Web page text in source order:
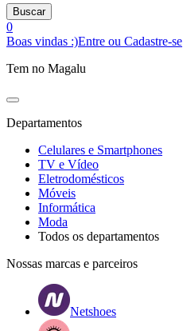
Buscar
0
Boas vindas :)Entre ou Cadastre-se
Tem no Magalu
Departamentos
Celulares e Smartphones
TV e Vídeo
Eletrodomésticos
Móveis
Informática
Moda
Todos os departamentos
Nossas marcas e parceiros
Netshoes